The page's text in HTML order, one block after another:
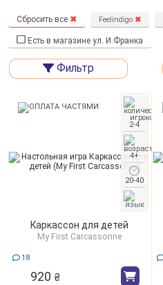
Сбросить все ✖ Feelindigo ✖
Есть в магазине ул. И.Франка
Фильтр
Каркассон для детей
My First Carcassonne
2-4
4+
20-40
18
920 ₴